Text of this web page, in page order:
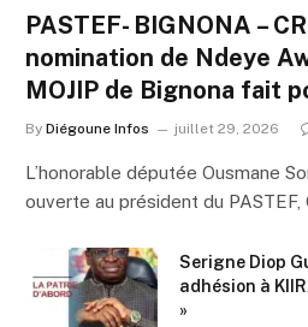
PASTEF- BIGNONA –
nomination de Ndeye
MOJIP de Bignona fait
By Diégoune Infos juillet 29, 2026
L’honorable députée Ousmane
ouverte au président du PASTEF,
Serigne Diop
adhésion à
»